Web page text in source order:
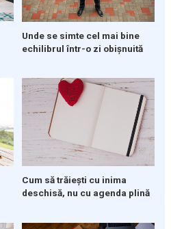
Unde se simte cel mai bine
echilibrul într-o zi obișnuită
Cum să trăiești cu inima
deschisă, nu cu agenda plină